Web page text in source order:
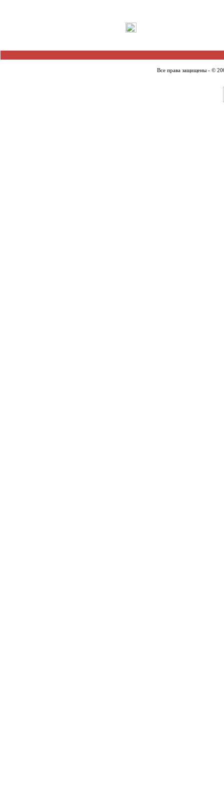
Все права защищены - ©